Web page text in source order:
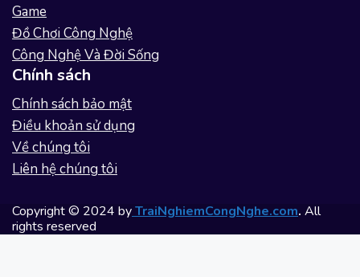
Game
Đồ Chơi Công Nghệ
Công Nghệ Và Đời Sống
Chính sách
Chính sách bảo mật
Điều khoản sử dụng
Về chúng tôi
Liên hệ chúng tôi
Copyright © 2024 byTraiNghiemCongNghe.com. All
rights reserved